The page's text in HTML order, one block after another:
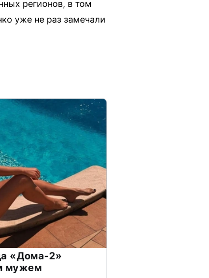
регионов, в том
уже не раз замечали
«Дома-2»
мужем